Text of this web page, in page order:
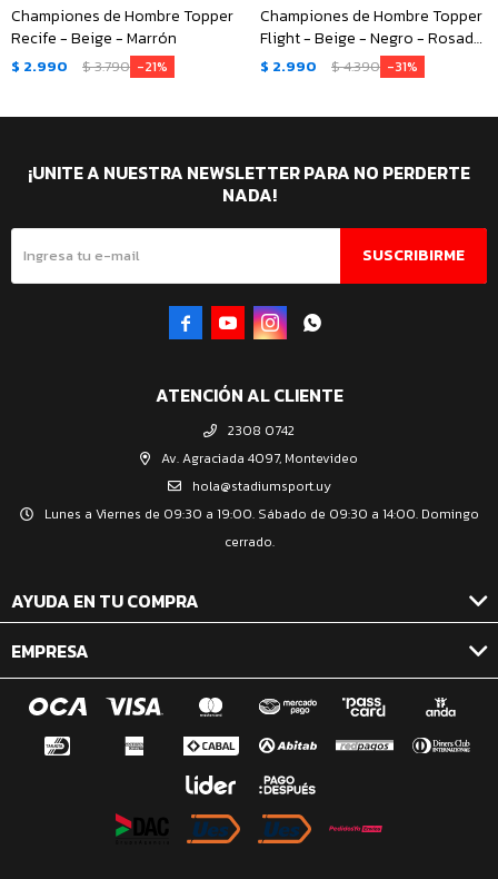
Championes de Hombre Topper
Recife - Beige - Marrón
$ 2.990 $3.790 21
Championes de Hombre Topper
Flight - Beige - Negro - Rosado
Coral
$ 2.990 $4.390 31
ATENCIÓN AL CLIENTE
2308 0742
Av. Agraciada 4097, Montevideo
hola@stadiumsport.uy
Lunes a Viernes de 09:30 a 19:00. Sábado de 09:30 a 14:00. Domingo
cerrado.
AYUDA EN TU COMPRA
EMPRESA
¡UNITE A NUESTRA NEWSLETTER PARA NO PERDERTE
NADA!
SUSCRIBIRME
   